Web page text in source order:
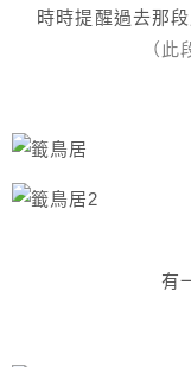
時時提醒過去那
（此
有